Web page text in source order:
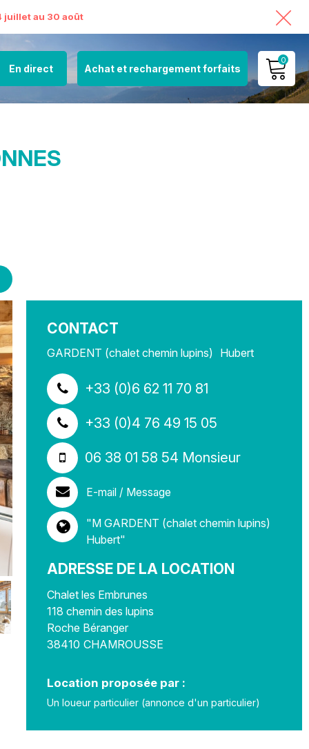
juillet au 30 août
En direct Achat et rechargement forfaits
0
MON COMPTE
CONTACT
GARDENT (chalet chemin lupins) Hubert
+33 (0)6 62 11 70 81
Madame+33 (0)4 76 49 15 05
06 38 01 58 54 Monsieur
E-mail / Message
"M GARDENT (chalet chemin lupins)
Hubert"
ADRESSE DE LA LOCATION
Chalet les Embrunes
118 chemin des lupins
Roche Béranger
38410 CHAMROUSSE
Location proposée par :
Un loueur particulier (annonce d'un particulier)